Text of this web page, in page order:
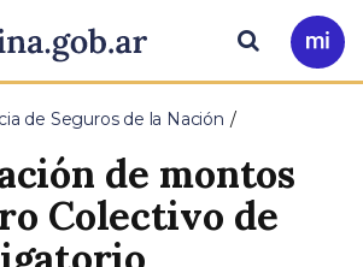
principal
Ir
a
Buscar
de Seguros de la Nación
de montos
Colectivo de